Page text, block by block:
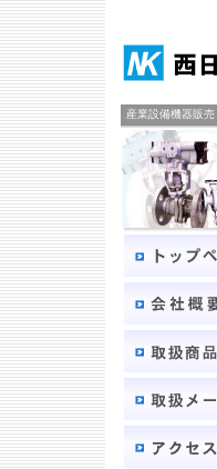
産業設備機器販